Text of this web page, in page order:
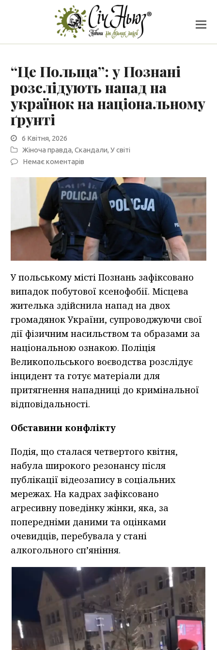
“Це Польща”: у Познані
розслідують напад на
українок на національному
ґрунті
6 Квітня, 2026
Жіноча правда,Скандали,У світі
Немає коментарів
У польському місті Познань зафіксовано
випадок побутової ксенофобії. Місцева
жителька здійснила напад на двох
громадянок України, супроводжуючи свої
дії фізичним насильством та образами за
національною ознакою. Поліція
Великопольського воєводства розслідує
інцидент та готує матеріали для
притягнення нападниці до кримінальної
відповідальності.
Обставини конфлікту
Подія, що сталася четвертого квітня,
набула широкого резонансу після
публікації відеозапису в соціальних
мережах. На кадрах зафіксовано
агресивну поведінку жінки, яка, за
попередніми даними та оцінками
очевидців, перебувала у стані
алкогольного сп’яніння.